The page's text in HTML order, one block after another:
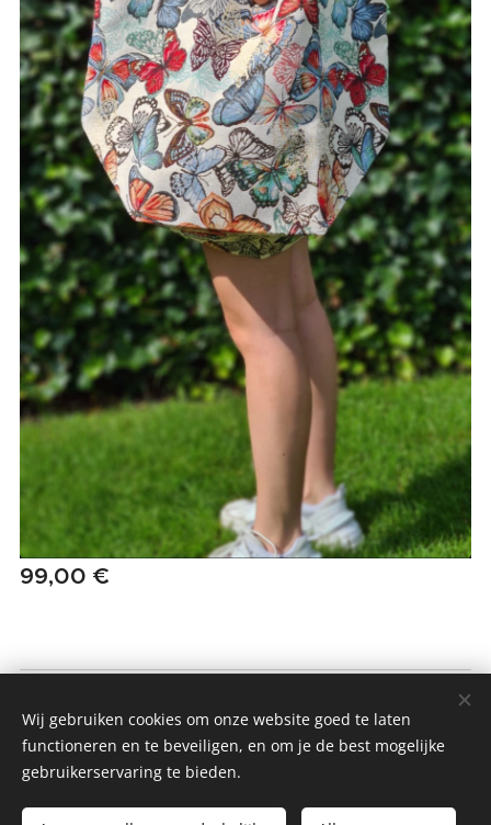
99,00 €
Alle rechten voorbehouden 2022
Algemene Voorwaarden & Privacybeleid
Wij gebruiken cookies om onze website goed te laten
functioneren en te beveiligen, en om je de best mogelijke
gebruikerservaring te bieden.